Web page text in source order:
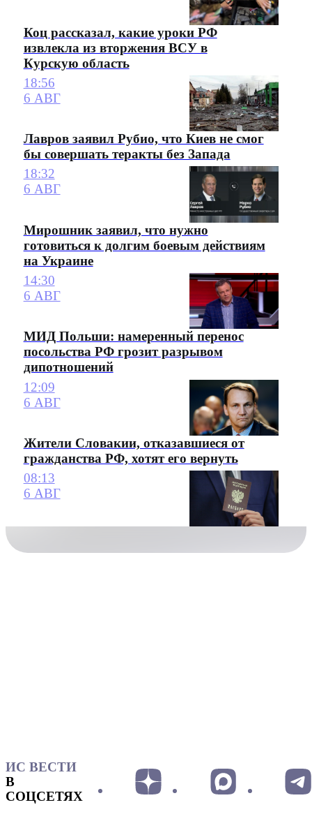
Коц рассказал, какие уроки РФ
извлекла из вторжения ВСУ в
Курскую область
18:56
6 АВГ
Лавров заявил Рубио, что Киев не смог
бы совершать теракты без Запада
18:32
6 АВГ
Мирошник заявил, что нужно
готовиться к долгим боевым действиям
на Украине
14:30
6 АВГ
МИД Польши: намеренный перенос
посольства РФ грозит разрывом
дипотношений
12:09
6 АВГ
Жители Словакии, отказавшиеся от
гражданства РФ, хотят его вернуть
08:13
6 АВГ
ИС ВЕСТИ
В
СОЦСЕТЯХ